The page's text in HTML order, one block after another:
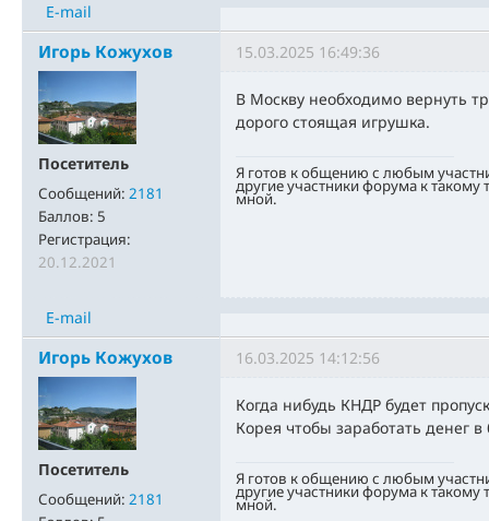
E-mail
Игорь Кожухов
Посетитель
Сообщений: 2181
Баллов: 5
Регистрация:
20.12.2021
15.03.2025 16:49:36
В Москву необходимо вернуть
дорого стоящая игрушка.
Я готов к общению с любым
другие участники форума к
мной.
E-mail
Игорь Кожухов
Посетитель
Сообщений: 2181
16.03.2025 14:12:56
Когда нибудь КНДР будет
Корея чтобы заработать денег
Я готов к общению с любым
другие участники форума к
мной.